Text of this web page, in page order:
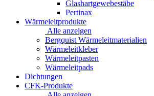
Glashartgewebestäbe
Pertinax
Wärmeleitprodukte
Alle anzeigen
Bergquist Wärmeleitmaterialien
Wärmeleitkleber
Wärmeleitpasten
Wärmeleitpads
Dichtungen
CFK-Produkte